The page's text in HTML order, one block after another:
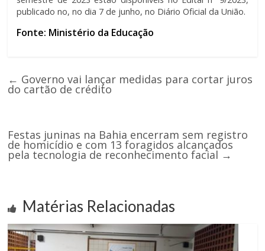
publicado no, no dia 7 de junho, no Diário Oficial da União.
Fonte: Ministério da Educação
← Governo vai lançar medidas para cortar juros
do cartão de crédito
Festas juninas na Bahia encerram sem registro
de homicídio e com 13 foragidos alcançados
pela tecnologia de reconhecimento facial →
Matérias Relacionadas